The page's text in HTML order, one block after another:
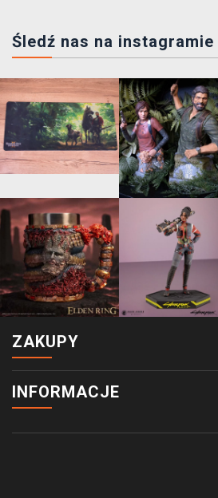
Śledź nas na instagramie
ZAKUPY
INFORMACJE